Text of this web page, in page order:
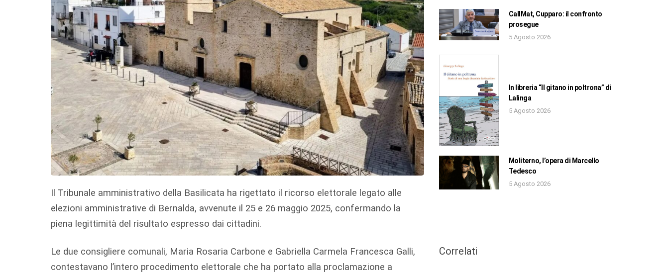
Il Tribunale amministrativo della Basilicata ha rigettato il ricorso elettorale legato alle
elezioni amministrative di Bernalda, avvenute il 25 e 26 maggio 2025, confermando la
piena legittimità del risultato espresso dai cittadini.
Le due consigliere comunali, Maria Rosaria Carbone e Gabriella Carmela Francesca Galli,
contestavano l’intero procedimento elettorale che ha portato alla proclamazione a
CallMat, Cupparo: il confronto
prosegue
5 Agosto 2026
In libreria “Il gitano in poltrona” di
Lalinga
5 Agosto 2026
Moliterno, l’opera di Marcello
Tedesco
5 Agosto 2026
Correlati